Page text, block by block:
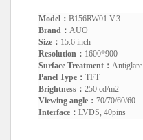
Model： B156RW01 V.3
Brand： AUO
Size： 15.6 inch
Resolution： 1600*900
Surface Treatment： Antiglare
Panel Type： TFT
Brightness： 250 cd/m2
Viewing angle： 70/70/60/60
Interface： LVDS, 40pins